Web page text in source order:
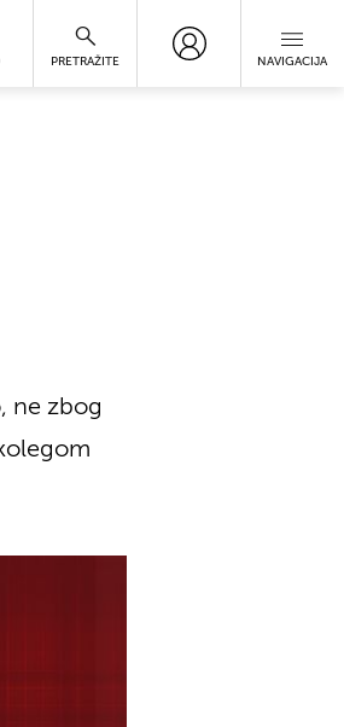
PRETRAŽITE NAVIGACIJA
ne zbog